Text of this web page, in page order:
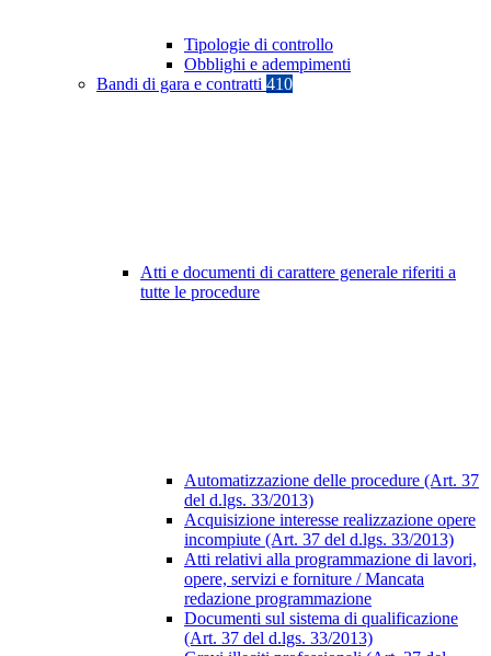
Tipologie di controllo
Obblighi e adempimenti
Bandi di gara e contratti 410
Atti e documenti di carattere generale riferiti a
tutte le procedure
Automatizzazione delle procedure (Art. 37
del d.lgs. 33/2013)
Acquisizione interesse realizzazione opere
incompiute (Art. 37 del d.lgs. 33/2013)
Atti relativi alla programmazione di lavori,
opere, servizi e forniture / Mancata
redazione programmazione
Documenti sul sistema di qualificazione
(Art. 37 del d.lgs. 33/2013)